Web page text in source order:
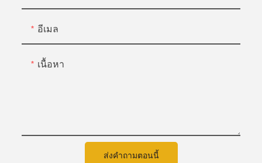
อีเมล
เนื้อหา
ส่งคำถามตอนนี้